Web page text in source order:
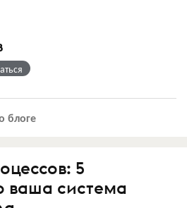
блоге
5
ваша система